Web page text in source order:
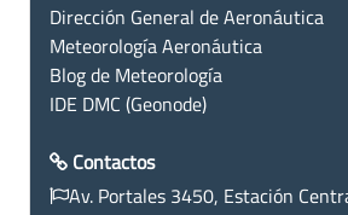
Dirección General de Aeronáutica
Meteorología Aeronáutica
Blog de Meteorología
IDE DMC (Geonode)
Contactos
Av. Portales 3450, Estación